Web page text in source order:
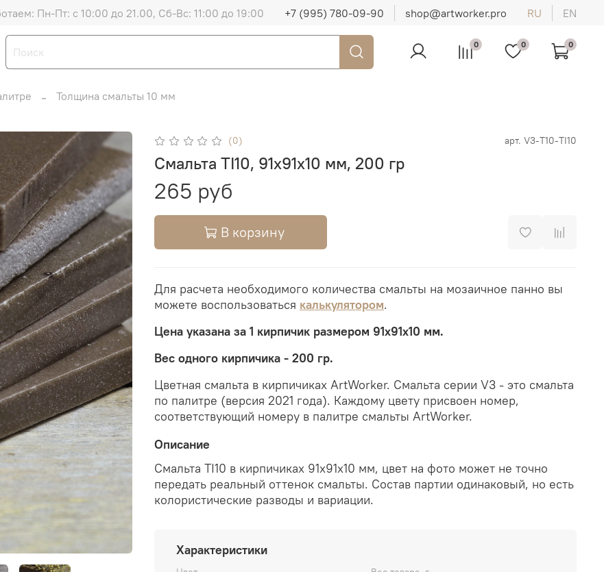
Пн-Пт: с 10:00 до 21.00, Сб-Вс: 11:00 до 19:00 +7 (995) 780-09-90 shop@artworker.pro RU EN
0 0 0
Толщина смальты 10 мм
(0) арт. V3-T10-TI10
Смальта TI10, 91х91х10 мм, 200 гр
265 руб
В корзину
Для расчета необходимого количества смальты на мозаичное панно вы
можете воспользоваться калькулятором.
Цена указана за 1 кирпичик размером 91х91х10 мм.
Вес одного кирпичика - 200 гр.
Цветная смальта в кирпичиках ArtWorker. Смальта серии V3 - это смальта
по палитре (версия 2021 года). Каждому цвету присвоен номер,
соответствующий номеру в палитре смальты ArtWorker.
Описание
Смальта TI10 в кирпичиках 91x91x10 мм, цвет на фото может не точно
передать реальный оттенок смальты. Состав партии одинаковый, но есть
колористические разводы и вариации.
Характеристики